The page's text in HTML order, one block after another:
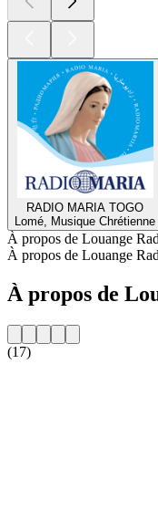
RADIO MARIA TOGO
Lomé, Musique Chrétienne
À propos de Louange
À propos de Louange
À propos de
(17)